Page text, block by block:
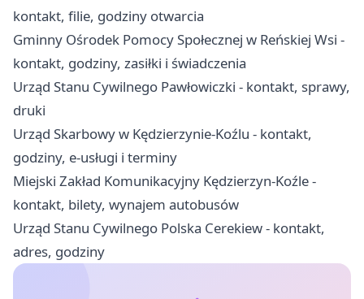
kontakt, filie, godziny otwarcia
Gminny Ośrodek Pomocy Społecznej w Reńskiej Wsi -
kontakt, godziny, zasiłki i świadczenia
Urząd Stanu Cywilnego Pawłowiczki - kontakt, sprawy,
druki
Urząd Skarbowy w Kędzierzynie-Koźlu - kontakt,
godziny, e-usługi i terminy
Miejski Zakład Komunikacyjny Kędzierzyn-Koźle -
kontakt, bilety, wynajem autobusów
Urząd Stanu Cywilnego Polska Cerekiew - kontakt,
adres, godziny